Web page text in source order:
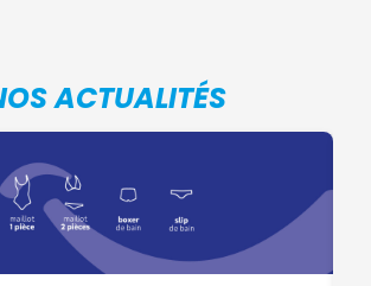
ACTUALITÉS